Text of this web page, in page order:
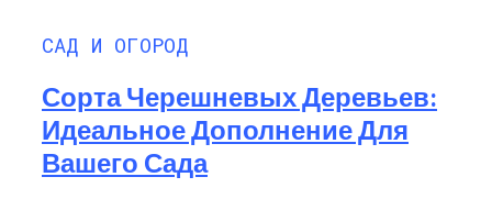
САД И ОГОРОД
Сорта Черешневых Деревьев:
Идеальное Дополнение Для
Вашего Сада